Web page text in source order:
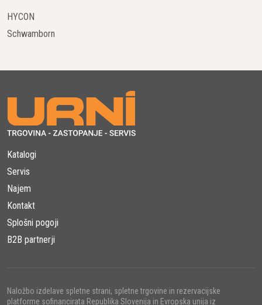
HYCON
Schwamborn
Katalogi
Servis
Najem
Kontakt
Splošni pogoji
B2B partnerji
Naložbo izdelave spletne strani, spletne trgovine in rezervacijske
platforme sofinancirata Republika Slovenija in Evropska unija iz